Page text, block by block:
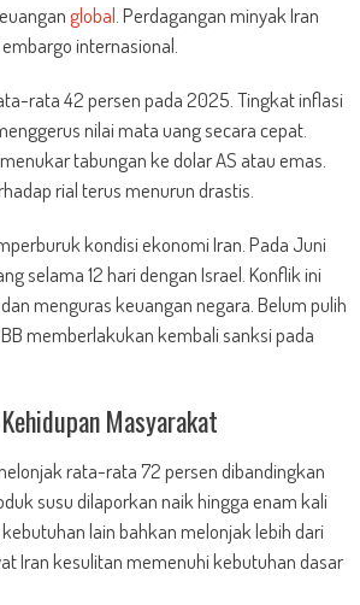
global. Perdagangan minyak Iran
internasional.
rata 42 persen pada 2025. Tingkat inflasi
nilai mata uang secara cepat.
tabungan ke dolar AS atau emas.
rial terus menurun drastis.
kondisi ekonomi Iran. Pada Juni
selama 12 hari dengan Israel. Konflik ini
menguras keuangan negara. Belum pulih
memberlakukan kembali sanksi pada
Masyarakat
rata-rata 72 persen dibandingkan
susu dilaporkan naik hingga enam kali
lain bahkan melonjak lebih dari
Iran kesulitan memenuhi kebutuhan dasar